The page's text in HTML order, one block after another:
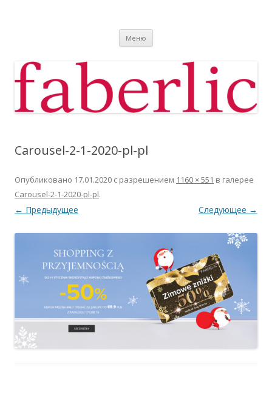
Меню
Carousel-2-1-2020-pl-pl
Опубликовано 17.01.2020 с разрешением 1160 × 551 в галерее
Carousel-2-1-2020-pl-pl.
← Предыдущее Следующее →